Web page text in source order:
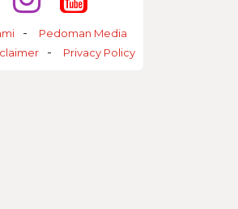
Pedoman Media
Privacy Policy